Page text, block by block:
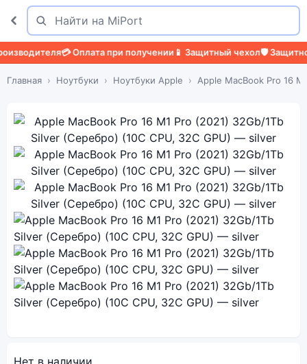
Поиск
Найти
💳 Оплата при получении 📱 Защитный чехол🛡️ Защитное стекло
Главная Ноутбуки Ноутбуки Apple Apple MacBook Pro 16
Нет в наличии